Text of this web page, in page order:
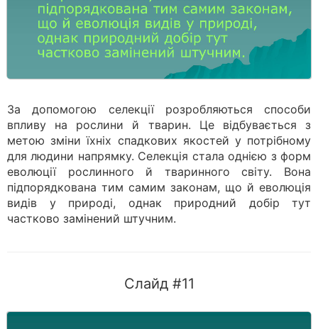
За допомогою селекції розробляються способи
впливу на рослини й тварин. Це відбувається з
метою зміни їхніх спадкових якостей у потрібному
для людини напрямку. Селекція стала однією з форм
еволюції рослинного й тваринного світу. Вона
підпорядкована тим самим законам, що й еволюція
видів у природі, однак природний добір тут
частково замінений штучним.
Слайд #11